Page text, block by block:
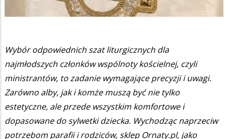
Wybór odpowiednich szat liturgicznych dla
najmłodszych członków wspólnoty kościelnej, czyli
ministrantów, to zadanie wymagające precyzji i uwagi.
Zarówno alby, jak i komże muszą być nie tylko
estetyczne, ale przede wszystkim komfortowe i
dopasowane do sylwetki dziecka. Wychodząc naprzeciw
potrzebom parafii i rodziców, sklep Ornaty.pl, jako